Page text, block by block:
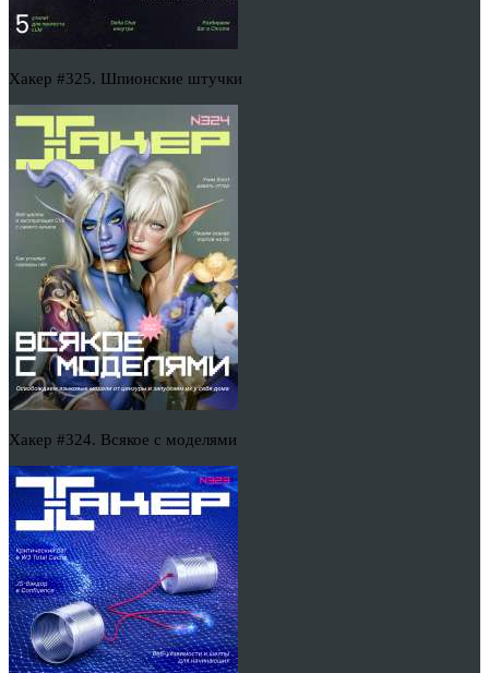
Хакер #325. Шпионские штучки
Хакер #324. Всякое с моделями